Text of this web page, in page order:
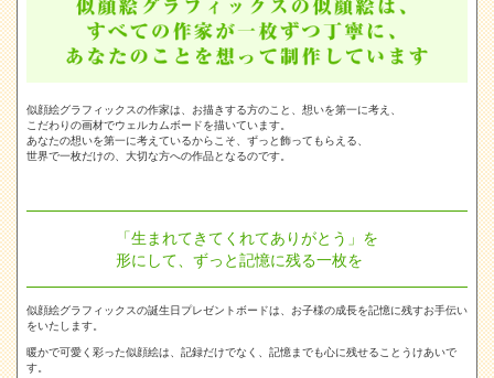
似顔絵グラフィックスの作家は、お描きする方のこと、想いを第一に考え、
こだわりの画材でウェルカムボードを描いています。
あなたの想いを第一に考えているからこそ、ずっと飾ってもらえる、
世界で一枚だけの、大切な方への作品となるのです。
「生まれてきてくれてありがとう」を
形にして、ずっと記憶に残る一枚を
似顔絵グラフィックスの誕生日プレゼントボードは、お子様の成長を記憶に残すお手伝い
をいたします。
暖かで可愛く彩った似顔絵は、記録だけでなく、記憶までも心に残せることうけあいで
す。